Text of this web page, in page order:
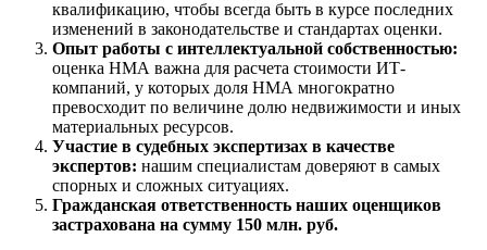
квалификацию, чтобы всегда быть в курсе последних
изменений в законодательстве и стандартах оценки.
Опыт работы с интеллектуальной собственностью:
оценка НМА важна для расчета стоимости ИТ-
компаний, у которых доля НМА многократно
превосходит по величине долю недвижимости и иных
материальных ресурсов.
Участие в судебных экспертизах в качестве
экспертов: нашим специалистам доверяют в самых
спорных и сложных ситуациях.
Гражданская ответственность наших оценщиков
застрахована на сумму 150 млн. руб.
Елизово
Енисейск
Ермолино
Ессентуки
Железногорск
Железногорск-Илимский
Жуковский
Заводоуковск